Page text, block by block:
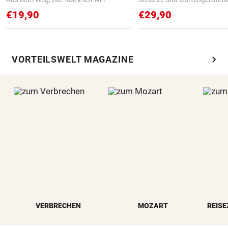
€19,90 €29,90
VORTEILSWELT MAGAZINE chevron_right
VERBRECHEN MOZART